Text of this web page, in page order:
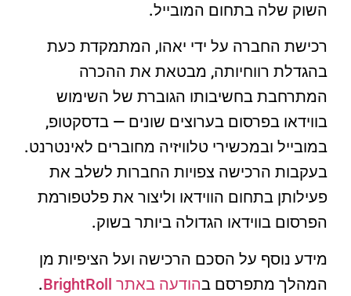
השוק שלה בתחום המובייל.
רכישת החברה על ידי יאהו, המתמקדת כעת
בהגדלת רווחיותה, מבטאת את ההכרה
המתרחבת בחשיבותו הגוברת של השימוש
בווידאו בפרסום בערוצים שונים — בדסקטופ,
במובייל ובמכשירי טלוויזיה מחוברים לאינטרנט.
בעקבות הרכישה צפויות החברות לשלב את
פעילותן בתחום הווידאו וליצור את פלטפורמת
הפרסום בווידאו הגדולה ביותר בשוק.
מידע נוסף על הסכם הרכישה ועל הציפיות מן
המהלך מתפרסם בהודעה באתר BrightRoll .